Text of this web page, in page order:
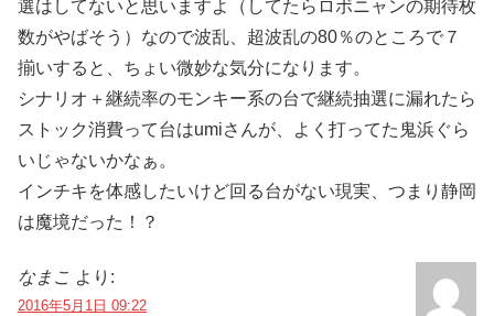
選はしてないと思いますよ（してたらロボニャンの期待枚
数がやばそう）なので波乱、超波乱の80％のところで７
揃いすると、ちょい微妙な気分になります。
シナリオ＋継続率のモンキー系の台で継続抽選に漏れたら
ストック消費って台はumiさんが、よく打ってた鬼浜ぐら
いじゃないかなぁ。
インチキを体感したいけど回る台がない現実、つまり静岡
は魔境だった！？
なまこ より:
2016年5月1日 09:22